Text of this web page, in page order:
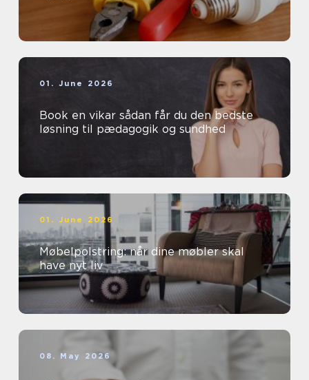
01. June 2026
Book en vikar sådan får du den bedste
løsning til pædagogik og sundhed
01. June 2026
Møbelpolstring: når dine møbler skal
have nyt liv
08. May 2026